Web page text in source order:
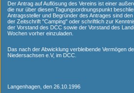
Der Antrag auf Auflösung des Vereins ist einer
die nur über diesen Tagungsordnungspunkt
Antragssteller und Begründer des Antrages sind
der Zeitschrift "Camping" oder schriftlich zur
der Vorstand des DCC sowie der Vorstand des
Wochen vorher einzuladen.
Das nach der Abwicklung verbleibende Vermögen
Niedersachsen e.V, im DCC.
Langenhagen, den 26.10.1996